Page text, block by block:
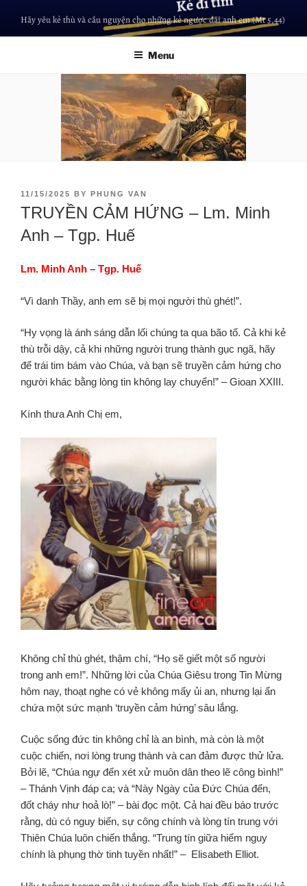
Hãy yêu kẻ thù và cầu nguyện cho những kẻ ngược đãi anh em (Mt 5,44)
Menu
11/15/2025 BY PHUNG VAN
TRUYỀN CẢM HỨNG – Lm. Minh
Anh – Tgp. Huế
Lm. Minh Anh – Tgp. Huế
“Vì danh Thầy, anh em sẽ bị mọi người thù ghét!”.
“Hy vọng là ánh sáng dẫn lối chúng ta qua bão tố. Cả khi kẻ
thù trỗi dậy, cả khi những người trung thành gục ngã, hãy
để trái tim bám vào Chúa, và bạn sẽ truyền cảm hứng cho
người khác bằng lòng tin không lay chuyển!” – Gioan XXIII.
Kính thưa Anh Chị em,
Không chỉ thù ghét, thậm chí, “Họ sẽ giết một số người
trong anh em!”. Những lời của Chúa Giêsu trong Tin Mừng
hôm nay, thoạt nghe có vẻ không mấy ủi an, nhưng lại ẩn
chứa một sức mạnh ‘truyền cảm hứng’ sâu lắng.
Cuộc sống đức tin không chỉ là an bình, mà còn là một
cuộc chiến, nơi lòng trung thành và can đảm được thử lửa.
Bởi lẽ, “Chúa ngự đến xét xử muôn dân theo lẽ công bình!”
– Thánh Vịnh đáp ca; và “Này Ngày của Đức Chúa đến,
đốt cháy như hoả lò!” – bài đọc một. Cả hai đều báo trước
rằng, dù có nguy biến, sự công chính và lòng tín trung với
Thiên Chúa luôn chiến thắng. “Trung tín giữa hiểm nguy
chính là phụng thờ tinh tuyền nhất!” – Elisabeth Elliot.